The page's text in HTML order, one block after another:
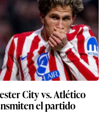
City vs. Atlético
el partido